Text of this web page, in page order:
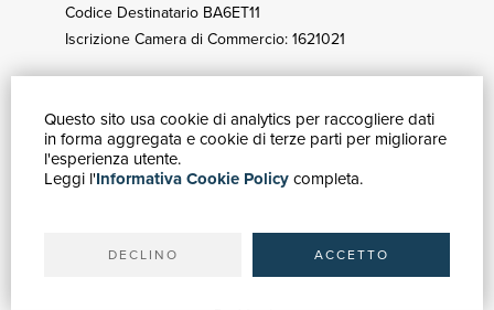
Questo sito usa cookie di analytics per raccogliere dati
in forma aggregata e cookie di terze parti per migliorare
l'esperienza utente.
Leggi l'Informativa Cookie Policycompleta.
DECLINO ACCETTO
Codice Destinatario BA6ET11
Iscrizione Camera di Commercio: 1621021
GUIDA ACQUISTI
Catalogo
Ricerca avanzata
Spedizioni